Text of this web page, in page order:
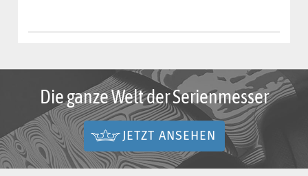
Die ganze Welt der Serienmesser
JETZT ANSEHEN